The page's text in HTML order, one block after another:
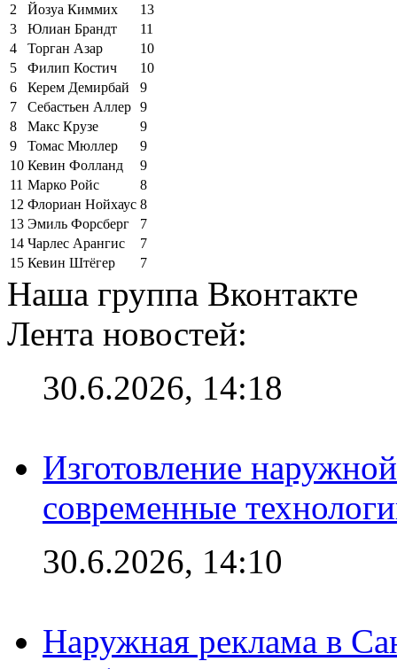
2
Йозуа Киммих
13
3
Юлиан Брандт
11
4
Торган Азар
10
5
Филип Костич
10
6
Керем Демирбай
9
7
Себастьен Аллер 9
8
Макс Крузе
9
9
Томас Мюллер
9
10 Кевин Фолланд
9
11 Марко Ройс
8
12 Флориан Нойхаус 8
13 Эмиль Форсберг
7
14 Чарлес Арангис
7
15 Кевин Штёгер 7
Наша группа Вконтакте
Лента новостей:
30.6.2026, 14:18
Изготовление
современные
30.6.2026, 14:10
Наружная реклама в